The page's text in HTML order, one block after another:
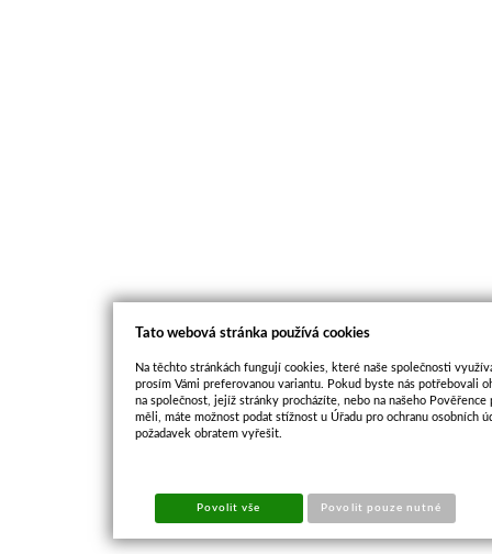
Tato webová stránka používá cookies
Na těchto stránkách fungují cookies, které naše společnosti
prosím Vámi preferovanou variantu. Pokud byste nás potřebovali
na společnost, jejíž stránky procházíte, nebo na našeho
měli, máte možnost podat stížnost u Úřadu pro ochranu osobních
požadavek obratem vyřešit.
Povolit vše Povolit pouze nutné